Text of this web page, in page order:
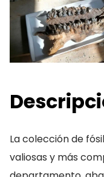
La colección de
valiosas y más